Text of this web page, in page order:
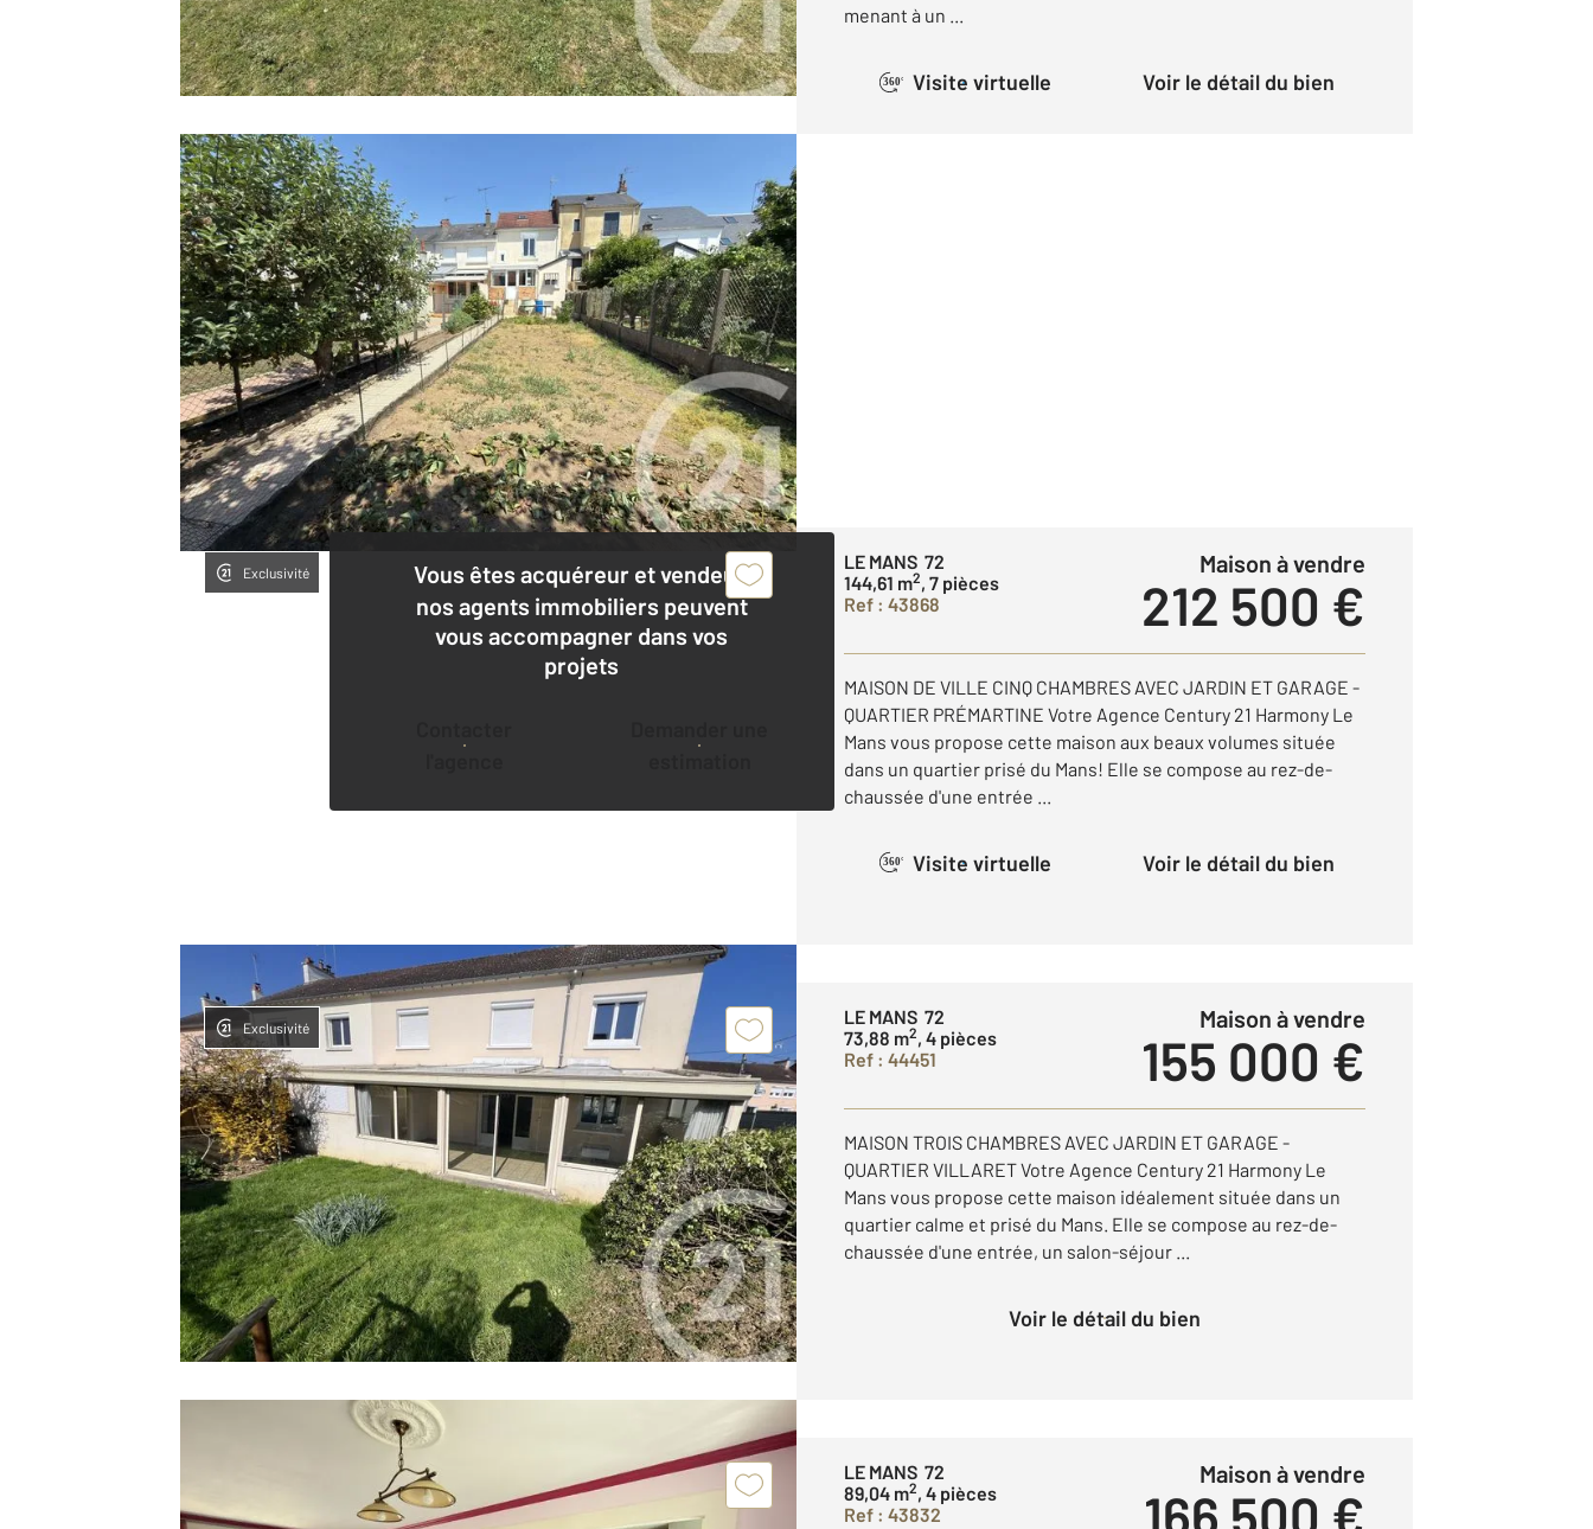
menant à un ...
360° Visite virtuelle Voir le détail du bien
Vous êtes acquéreur et vendeur,
nos agents immobiliers peuvent
vous accompagner dans vos
projets
Exclusivité
LE MANS 72
144,61 m2, 7 pièces
Ref : 43868
Maison à vendre
212 500 €
MAISON DE VILLE CINQ CHAMBRES AVEC JARDIN ET GARAGE -
QUARTIER PRÉMARTINE Votre Agence Century 21 Harmony Le
Mans vous propose cette maison aux beaux volumes située
dans un quartier prisé du Mans! Elle se compose au rez-de-
chaussée d'une entrée ...
360° Visite virtuelle Voir le détail du bien
Exclusivité
LE MANS 72
73,88 m2, 4 pièces
Ref : 44451
Maison à vendre
155 000 €
MAISON TROIS CHAMBRES AVEC JARDIN ET GARAGE -
QUARTIER VILLARET Votre Agence Century 21 Harmony Le
Mans vous propose cette maison idéalement située dans un
quartier calme et prisé du Mans. Elle se compose au rez-de-
chaussée d'une entrée, un salon-séjour ...
Voir le détail du bien
LE MANS 72
89,04 m2, 4 pièces
Ref : 43832
Maison à vendre
166 500 €